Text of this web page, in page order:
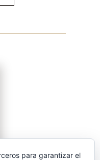
para garantizar el